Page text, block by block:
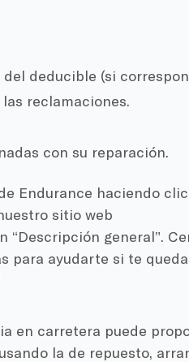
deducible (si
reclamaciones.
con su reparación.
Endurance haciendo
sitio web
“Descripción general”.
para ayudarte si te
en carretera puede
la de repuesto,